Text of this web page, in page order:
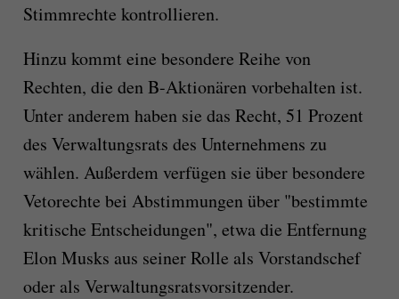
Stimmrechte kontrollieren.
Hinzu kommt eine besondere Reihe von
Rechten, die den B-Aktionären vorbehalten ist.
Unter anderem haben sie das Recht, 51 Prozent
des Verwaltungsrats des Unternehmens zu
wählen. Außerdem verfügen sie über besondere
Vetorechte bei Abstimmungen über "bestimmte
kritische Entscheidungen", etwa die Entfernung
Elon Musks aus seiner Rolle als Vorstandschef
oder als Verwaltungsratsvorsitzender.